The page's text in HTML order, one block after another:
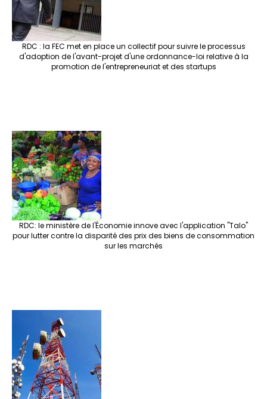
RDC : la FEC met en place un collectif pour suivre le processus
d'adoption de l'avant-projet d'une ordonnance-loi relative à la
promotion de l'entrepreneuriat et des startups
RDC: le ministère de l'Économie innove avec l'application "Talo"
pour lutter contre la disparité des prix des biens de consommation
sur les marchés